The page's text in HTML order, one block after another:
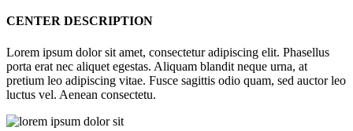
CENTER DESCRIPTION
Lorem ipsum dolor sit amet, consectetur adipiscing elit. Phasellus
porta erat nec aliquet egestas. Aliquam blandit neque urna, at
pretium leo adipiscing vitae. Fusce sagittis odio quam, sed auctor leo
luctus vel. Aenean consectetu.